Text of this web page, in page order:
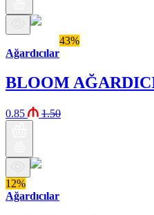
43%
Ağardıcılar
BLOOM
0.85 1.50
12%
Ağardıcılar